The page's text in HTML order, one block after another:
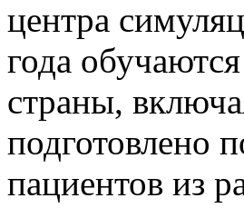
центра
года
страны,
подготовлено
пациентов из